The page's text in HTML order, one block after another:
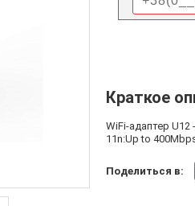
Краткое
WiFi-адаптер U12
11n:Up to
Поделиться в: